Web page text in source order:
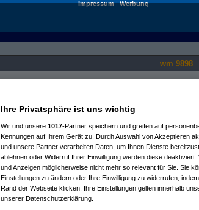
Impressum|Werbung
wm 9898
Ihre Privatsphäre ist uns wichtig
Wir und unsere 1017-Partner speichern und greifen auf
Kennungen auf Ihrem Gerät zu. Durch Auswahl von Akzeptieren
und unsere Partner verarbeiten Daten, um Ihnen Dienste
ablehnen oder Widerruf Ihrer Einwilligung werden diese
und Anzeigen möglicherweise nicht mehr so relevant für Sie. Sie
Einstellungen zu ändern oder Ihre Einwilligung zu widerrufen,
Rand der Webseite klicken. Ihre Einstellungen gelten innerhalb
unserer Datenschutzerklärung.